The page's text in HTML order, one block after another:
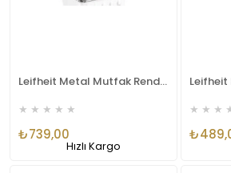
Leifheit Metal Mutfak Rendesi Lfh23120
★ ★ ★ ★ ★
₺739,00
Hızlı Kargo
★ ★ ★